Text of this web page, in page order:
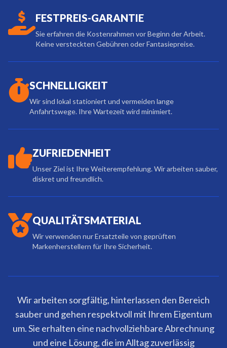
FESTPREIS-GARANTIE
Sie erfahren die Kostenrahmen vor Beginn der Arbeit.
Keine versteckten Gebühren oder Fantasiepreise.
SCHNELLIGKEIT
Wir sind lokal stationiert und vermeiden lange
Anfahrtswege. Ihre Wartezeit wird minimiert.
ZUFRIEDENHEIT
Unser Ziel ist Ihre Weiterempfehlung. Wir arbeiten sauber,
diskret und freundlich.
QUALITÄTSMATERIAL
Wir verwenden nur Ersatzteile von geprüften
Markenherstellern für Ihre Sicherheit.
Wir arbeiten sorgfältig, hinterlassen den Bereich
sauber und gehen respektvoll mit Ihrem Eigentum
um. Sie erhalten eine nachvollziehbare Abrechnung
und eine Lösung, die im Alltag zuverlässig